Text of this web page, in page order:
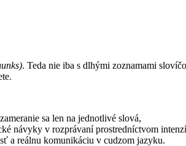
. Teda nie iba s dlhými zoznamami
sa len na jednotlivé slová,
návyky v rozprávaní prostredníctvom
a reálnu komunikáciu v cudzom jazyku.